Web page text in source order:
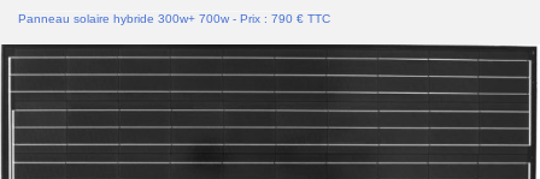
Panneau solaire hybride 300w+ 700w - Prix : 790 € TTC